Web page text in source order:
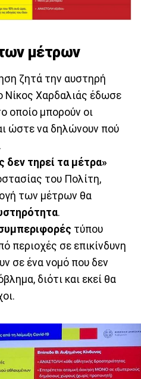
μέτρων
ζητά την αυστηρή
Χαρδαλιάς έδωσε
οποίο μπορούν οι
ώστε να δηλώνουν πού
δεν τηρεί τα μέτρα»
του Πολίτη,
των μέτρων θα
.
τύπου
περιοχές σε επικίνδυνη
σε ένα νομό που δεν
διότι και εκεί θα